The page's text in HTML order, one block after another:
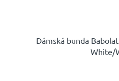
Dámská bunda
White/